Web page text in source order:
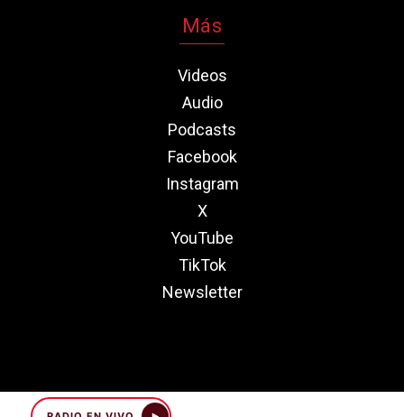
Más
Videos
Audio
Podcasts
Facebook
Instagram
X
YouTube
TikTok
Newsletter